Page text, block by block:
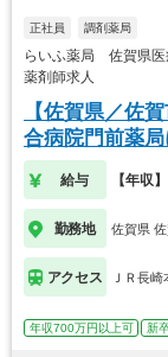
正社員 調剤薬局
らいふ薬局 佐賀県
薬剤師求人
【佐賀県／佐
合病院門前薬
給与 【年収
勤務地 佐賀県
アクセス ＪＲ長
年収700万円以上可 新